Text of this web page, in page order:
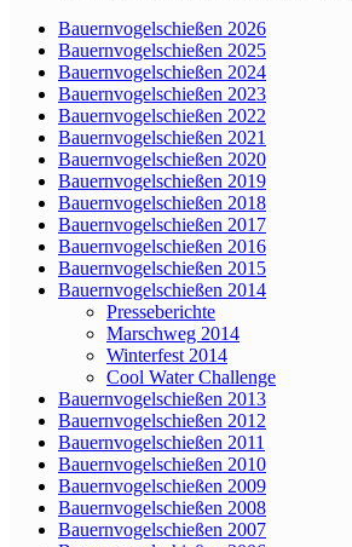
Bauernvogelschießen 2026
Bauernvogelschießen 2025
Bauernvogelschießen 2024
Bauernvogelschießen 2023
Bauernvogelschießen 2022
Bauernvogelschießen 2021
Bauernvogelschießen 2020
Bauernvogelschießen 2019
Bauernvogelschießen 2018
Bauernvogelschießen 2017
Bauernvogelschießen 2016
Bauernvogelschießen 2015
Bauernvogelschießen 2014
Presseberichte
Marschweg 2014
Winterfest 2014
Cool Water Challenge
Bauernvogelschießen 2013
Bauernvogelschießen 2012
Bauernvogelschießen 2011
Bauernvogelschießen 2010
Bauernvogelschießen 2009
Bauernvogelschießen 2008
Bauernvogelschießen 2007